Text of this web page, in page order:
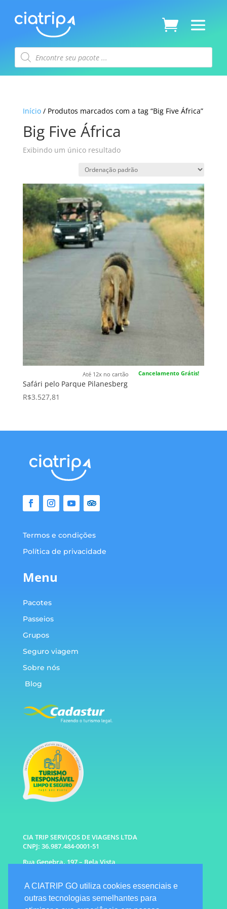
Pesquisar
produtos
Início/ Produtos marcados com a tag “Big Five África”
Big Five África
Exibindo um único resultado
Até 12x no cartão Cancelamento Grátis!
Safári pelo Parque Pilanesberg
R$3.527,81
Termos e condições
Política de privacidade
Menu
Pacotes
Passeios
Grupos
Seguro viagem
Sobre nós
Blog
CIA TRIP SERVIÇOS DE VIAGENS LTDA
CNPJ: 36.987.484-0001-51
Rua Genebra, 197 – Bela Vista
WhatsApp: (11) 96333-6677 |
94341-1314
E-mail: info@ciatrip.com
A CIATRIP GO utiliza cookies essenciais e
outras tecnologias semelhantes para